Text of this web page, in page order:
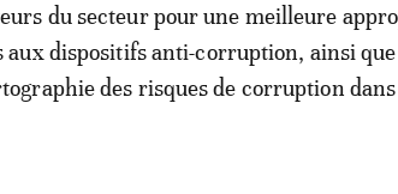
du secteur pour une meilleure
aux dispositifs anti-corruption, ainsi
des risques de corruption